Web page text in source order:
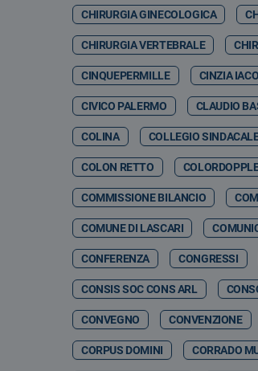
CHIRURGIA GINECOLOGICA
CHIRURGIA VERTEBRALE
CINQUEPERMILLE CINZIA
CIVICO PALERMO CLAUDIO
COLINA COLLEGIO
COLON RETTO
COMMISSIONE BILANCIO
COMUNE DI LASCARI
CONFERENZA CONGRESSI
CONSIS SOC CONS ARL
CONVEGNO CONVENZIONE
CORPUS DOMINI CORRADO